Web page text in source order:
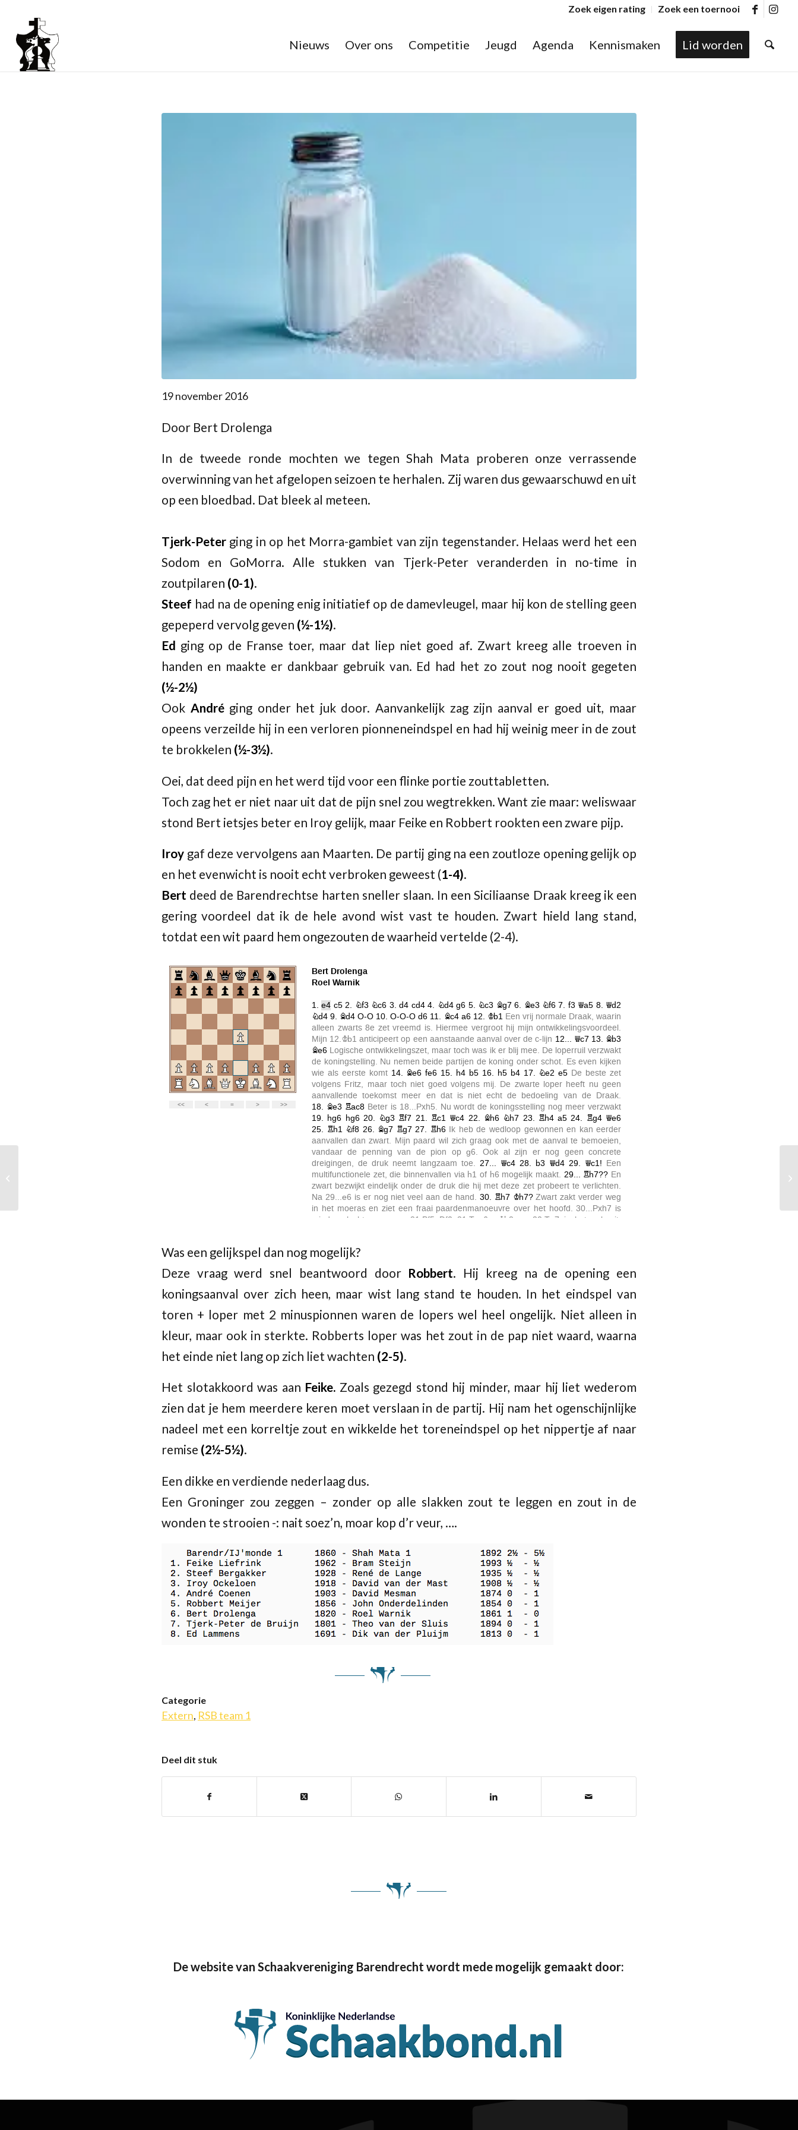
Zoek eigen rating Zoek een toernooi
Nieuws Over ons Competitie Jeugd Agenda Kennismaken Lid worden
19 november 2016
Door Bert Drolenga
In de tweede ronde mochten we tegen Shah Mata proberen onze verrassende
overwinning van het afgelopen seizoen te herhalen. Zij waren dus gewaarschuwd en uit
op een bloedbad. Dat bleek al meteen.
Tjerk-Peter ging in op het Morra-gambiet van zijn tegenstander. Helaas werd het een
Sodom en GoMorra. Alle stukken van Tjerk-Peter veranderden in no-time in
zoutpilaren (0-1).
Steef had na de opening enig initiatief op de damevleugel, maar hij kon de stelling geen
gepeperd vervolg geven (½-1½).
Ed ging op de Franse toer, maar dat liep niet goed af. Zwart kreeg alle troeven in
handen en maakte er dankbaar gebruik van. Ed had het zo zout nog nooit gegeten
(½-2½)
Ook André ging onder het juk door. Aanvankelijk zag zijn aanval er goed uit, maar
opeens verzeilde hij in een verloren pionneneindspel en had hij weinig meer in de zout
te brokkelen (½-3½).
Oei, dat deed pijn en het werd tijd voor een flinke portie zouttabletten.
Toch zag het er niet naar uit dat de pijn snel zou wegtrekken. Want zie maar: weliswaar
stond Bert ietsjes beter en Iroy gelijk, maar Feike en Robbert rookten een zware pijp.
Iroy gaf deze vervolgens aan Maarten. De partij ging na een zoutloze opening gelijk op
en het evenwicht is nooit echt verbroken geweest (1-4).
Bert deed de Barendrechtse harten sneller slaan. In een Siciliaanse Draak kreeg ik een
gering voordeel dat ik de hele avond wist vast te houden. Zwart hield lang stand,
totdat een wit paard hem ongezouten de waarheid vertelde (2-4).
Was een gelijkspel dan nog mogelijk?
Deze vraag werd snel beantwoord door Robbert. Hij kreeg na de opening een
koningsaanval over zich heen, maar wist lang stand te houden. In het eindspel van
toren + loper met 2 minuspionnen waren de lopers wel heel ongelijk. Niet alleen in
kleur, maar ook in sterkte. Robberts loper was het zout in de pap niet waard, waarna
het einde niet lang op zich liet wachten (2-5).
Het slotakkoord was aan Feike. Zoals gezegd stond hij minder, maar hij liet wederom
zien dat je hem meerdere keren moet verslaan in de partij. Hij nam het ogenschijnlijke
nadeel met een korreltje zout en wikkelde het toreneindspel op het nippertje af naar
remise (2½-5½).
Een dikke en verdiende nederlaag dus.
Een Groninger zou zeggen – zonder op alle slakken zout te leggen en zout in de
wonden te strooien -: nait soez’n, moar kop d’r veur, ….
Categorie
Extern, RSB team 1
Deel dit stuk
De website van Schaakvereniging Barendrecht wordt mede mogelijk gemaakt door: